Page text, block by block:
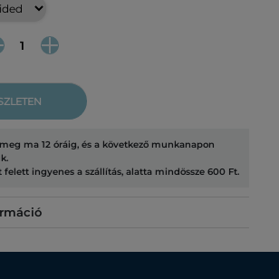
ma 12 óráig, és a következő munkanapon
felett ingyenes a szállítás, alatta mindössze 600 Ft.